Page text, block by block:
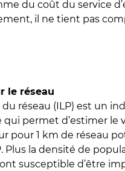
du coût du service
il ne tient pas
le réseau
du réseau (ILP) est un
qui permet d’estimer le
pour 1 km de réseau
Plus la densité de
susceptible d’être